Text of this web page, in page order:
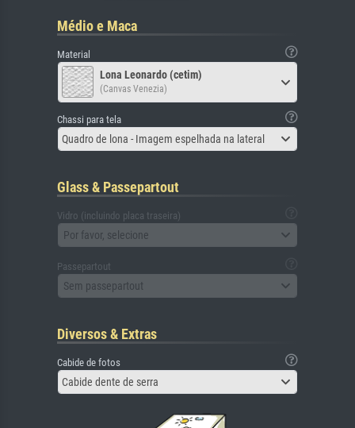
Médio e Maca
Material
Lona Leonardo (cetim)
(Canvas Venezia)
Chassi para tela
Quadro de lona - Imagem espelhada na lateral
Glass & Passepartout
Vidro (incluindo placa traseira)
Por favor, selecione
Passepartout
Sem passepartout
Diversos & Extras
Cabide de fotos
Cabide dente de serra